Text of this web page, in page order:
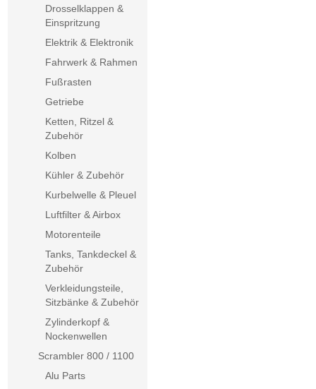
Drosselklappen &
Einspritzung
Elektrik & Elektronik
Fahrwerk & Rahmen
Fußrasten
Getriebe
Ketten, Ritzel &
Zubehör
Kolben
Kühler & Zubehör
Kurbelwelle & Pleuel
Luftfilter & Airbox
Motorenteile
Tanks, Tankdeckel &
Zubehör
Verkleidungsteile,
Sitzbänke & Zubehör
Zylinderkopf &
Nockenwellen
Scrambler 800 / 1100
Alu Parts